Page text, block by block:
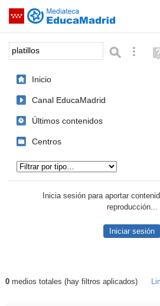
Saltar navegación
Palabra o frase:
(en
Inicio
Canal EducaMadrid
Últimos contenidos
Centros
Inicia sesión para aportar
reproducción...
Iniciar sesión
Resultados de: platillos
0medios totales (hay filtros aplicados)